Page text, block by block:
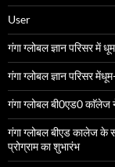
User
गंगा ग्लोबल ज्ञान परिसर में
गंगा ग्लोबल ज्ञान परिसर
गंगा ग्लोबल बी0एड0 काॅलेज
गंगा ग्लोबल बीएड कालेज
प्रोग्राम का शुभारंभ